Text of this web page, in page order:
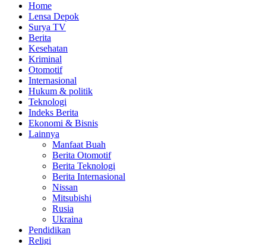
Home
Lensa Depok
Surya TV
Berita
Kesehatan
Kriminal
Otomotif
Internasional
Hukum & politik
Teknologi
Indeks Berita
Ekonomi & Bisnis
Lainnya
Manfaat Buah
Berita Otomotif
Berita Teknologi
Berita Internasional
Nissan
Mitsubishi
Rusia
Ukraina
Pendidikan
Religi